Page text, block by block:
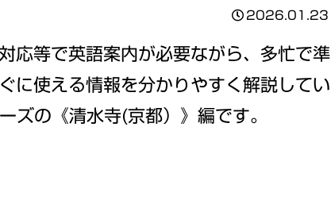
2026.01.23
応等で英語案内が必要ながら、多忙で準
に使える情報を分かりやすく解説してい
ズの《清水寺(京都）》編です。